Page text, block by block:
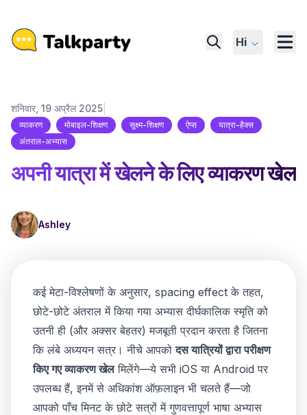
Hi
शनिवार, 19 अप्रैल 2025
व्याकरण मोबाइल-शिक्षण सूक्ष्म-शिक्षण ऐप्स
यात्रा-हैक्स
अंतराल-अभ्यास
अपनी यात्रा में खेलने के लिए व्याकरण खेल
Ashley
कई मेटा-विश्लेषणों के अनुसार, spacing effect के तहत,
छोटे-छोटे अंतराल में किया गया अभ्यास दीर्घकालिक स्मृति को
उतनी ही (और अक्सर बेहतर) मजबूती प्रदान करता है जितना
कि लंबे अध्ययन सत्र। नीचे आपकोदस यात्रियों द्वारा परीक्षण
किए गए व्याकरण खेलमिलेंगे—ये सभी iOS या Android पर
उपलब्ध हैं, इनमें से अधिकांश ऑफ़लाइन भी चलते हैं—जो
आपको पाँच मिनट के छोटे सत्रों में गुणवत्तापूर्ण भाषा अभ्यास